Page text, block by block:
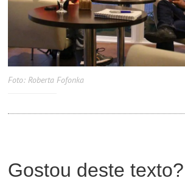
Foto: Roberta Fofonka
Gostou deste